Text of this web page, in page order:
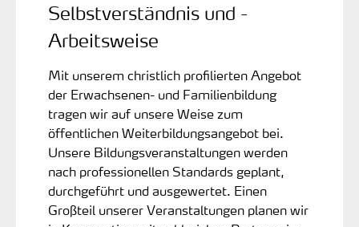
Selbstverständnis und ­
Arbeitsweise
Mit unserem christlich profilierten Angebot
der Erwachsenen- und Familienbildung
tragen wir auf unsere Weise zum
öffentlichen Weiterbildungsangebot bei.
Unsere Bildungsveranstaltungen werden
nach professionellen Standards geplant,
durchgeführt und ausgewertet. Einen
Großteil unserer Veranstaltungen planen wir